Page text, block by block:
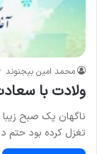
محمد امین بیجنوند
ولادت با
ناگهان یک صبح
تغزل کرده بود حتم